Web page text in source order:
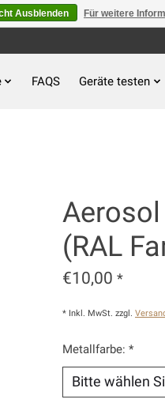
FAQS Geräte testen
(RAL
€10,00 *
* Inkl. MwSt. zzgl.
Metallfarbe: *
Ausblenden Für weitere